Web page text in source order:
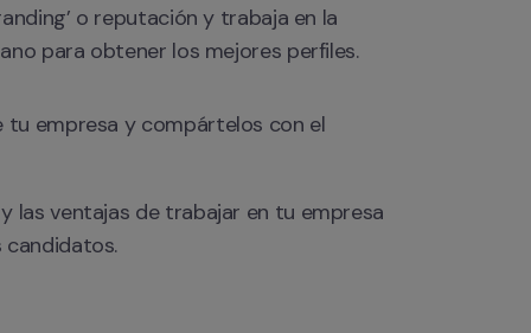
o reputación y trabaja en la
para obtener los mejores perfiles.
tu empresa y compártelos con el
las ventajas de trabajar en tu empresa